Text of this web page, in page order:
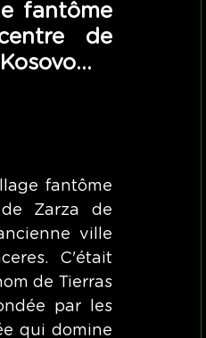
fantôme
de
fantôme
Zarza de
ville
C'était
de Tierras
par les
qui domine